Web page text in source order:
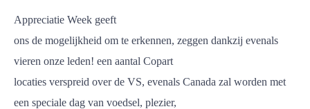
Appreciatie Week geeft
ons de mogelijkheid om te erkennen, zeggen dankzij evenals
vieren onze leden! een aantal Copart
locaties verspreid over de VS, evenals Canada zal worden met
een speciale dag van voedsel, plezier,